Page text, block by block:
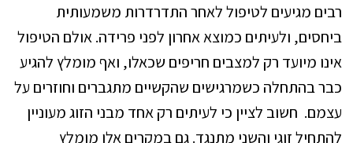
רבים מגיעים לטיפול לאחר התדרדרות משמעותית
ביחסים, ולעיתים כמוצא אחרון לפני פרידה. אולם הטיפול
אינו מיועד רק למצבים חריפים שכאלו, ואף מומלץ להגיע
כבר בהתחלה כשמרגישים שהקשיים מתגברים וחוזרים על
עצמם. חשוב לציין כי לעיתים רק אחד מבני הזוג מעוניין
להתחיל זוגי והשני מתנגד. גם במקרים אלו מומלץ